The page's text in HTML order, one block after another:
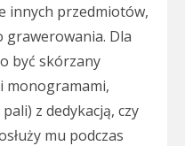
innych przedmiotów,
grawerowania. Dla
być skórzany
monogramami,
z dedykacją, czy
mu podczas